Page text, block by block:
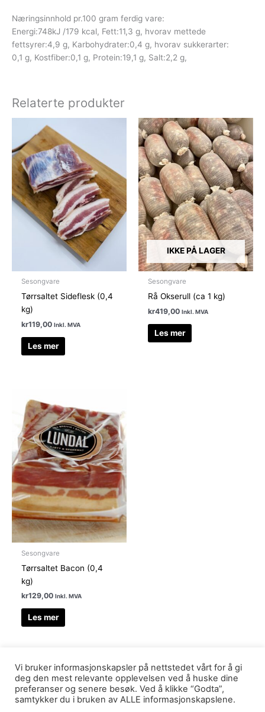
Næringsinnhold pr.100 gram ferdig vare:
Energi:748kJ /179 kcal, Fett:11,3 g, hvorav mettede
fettsyrer:4,9 g, Karbohydrater:0,4 g, hvorav sukkerarter:
0,1 g, Kostfiber:0,1 g, Protein:19,1 g, Salt:2,2 g,
Relaterte produkter
Sesongvare
Tørrsaltet Sideflesk (0,4
kg)
kr119,00 Inkl. MVA
Les mer
IKKE PÅ LAGER
Sesongvare
Rå Okserull (ca 1 kg)
kr419,00 Inkl. MVA
Les mer
Sesongvare
Tørrsaltet Bacon (0,4
kg)
kr129,00 Inkl. MVA
Les mer
© 2026 Lundal Nord AS
Vi bruker informasjonskapsler på nettstedet vårt for å gi
deg den mest relevante opplevelsen ved å huske dine
preferanser og senere besøk. Ved å klikke “Godta”,
samtykker du i bruken av ALLE informasjonskapslene.